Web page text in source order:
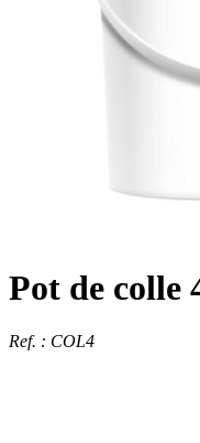
Pot de colle
Ref. : COL4